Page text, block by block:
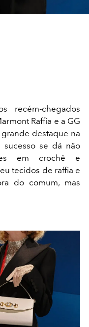
recém-chegados
Raffia e a GG
destaque na
se dá não
em crochê e
tecidos de raffia e
do comum, mas